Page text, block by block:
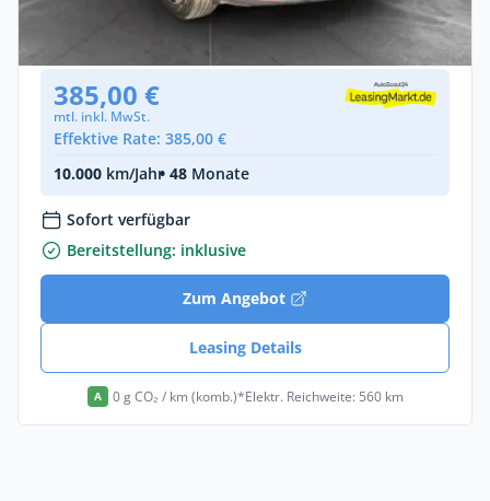
Automatik •190 PS (140 kW)
(49.487 km)• EZ: 05/2023
385,00 €
mtl. inkl. MwSt.
Effektive Rate: 385,00 €
10.000 km/Jahr• 48 Monate
Sofort verfügbar
Bereitstellung: inklusive
Zum Angebot
Leasing Details
A 0 g CO₂ / km (komb.)*Elektr. Reichweite: 560 km